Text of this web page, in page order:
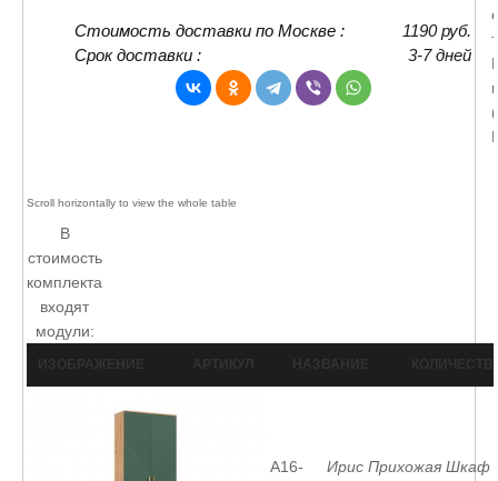
Стоимость доставки по Москве :
1190 руб.
Срок доставки :
3-7 дней
В
стоимость
комплекта
входят
модули:
ИЗОБРАЖЕНИЕ АРТИКУЛ НАЗВАНИЕ
A16-
Ирис Прихожая Шкаф